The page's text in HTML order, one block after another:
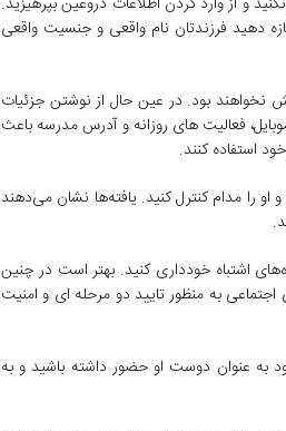
دهید فرزندتان نام واقعی و جنسیت واقعی
نخواهند بود. در عین حال از نوشتن جزئیات
فعالیت های روزانه و آدرس مدرسه باعث
استفاده کنند.
را مدام کنترل کنید. یافته‌ها نشان می‌دهند
اشتباه خودداری کنید. بهتر است در چنین
به منظور تایید دو مرحله ای و امنیت
به عنوان دوست او حضور داشته باشید و به